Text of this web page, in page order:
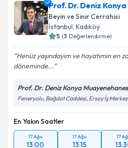
Prof. Dr. Deniz Konya
Beyin ve Sinir Cerrahisi
İstanbul, Kadıköy
5 (3 Değerlendirme)
Henüz yaşındayım ve hayatımın en
döneminde...
Prof. Dr. Deniz Konya
Feneryolu, Bağdat Caddesi, Ersoy İş
En Yakın Saatler
17 Ağu
13:00
17 Ağu
13:15
17